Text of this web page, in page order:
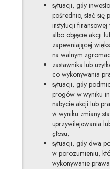
sytuacji, gdy
pośrednio, stać się
instytucji
albo objęcie akcji
zapewniającej
na walnym
zastawnika lub
do wykonywania
sytuacji, gdy
progów w wyniku
nabycie akcji lub
w wyniku zmiany
uprzywilejowania
głosu,
sytuacji, gdy dwa
w porozumieniu,
wykonywanie prawa